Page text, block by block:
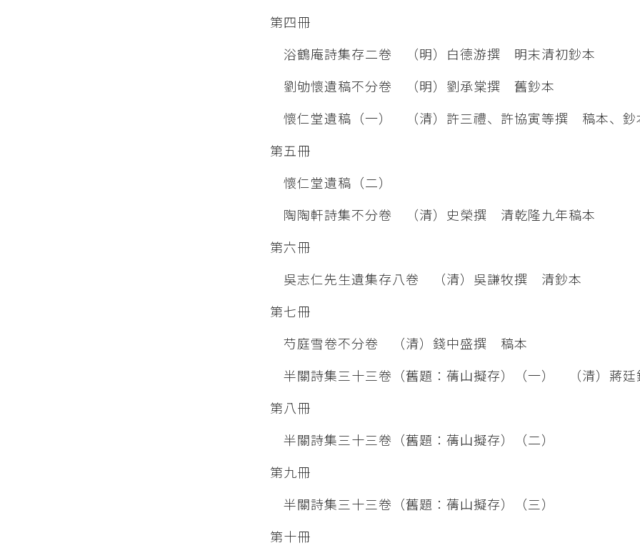
第四冊
浴鶴庵詩集存二卷 （明）白德游撰 明末清初鈔本
劉劬懷遺稿不分卷 （明）劉承棠撰 舊鈔本
懷仁堂遺稿（一） （清）許三禮、許協寅等撰 稿本、鈔
第五冊
懷仁堂遺稿（二）
陶陶軒詩集不分卷 （清）史榮撰 清乾隆九年稿本
第六冊
吳志仁先生遺集存八卷 （清）吳謙牧撰 清鈔本
第七冊
芍庭雪卷不分卷 （清）錢中盛撰 稿本
半關詩集三十三卷（舊題：蒨山擬存）（一） （清）蔣
第八冊
半關詩集三十三卷（舊題：蒨山擬存）（二）
第九冊
半關詩集三十三卷（舊題：蒨山擬存）（
第十冊